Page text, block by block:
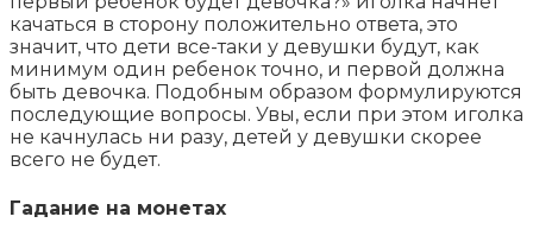
качаться в сторону положительно ответа, это
значит, что дети все-таки у девушки будут, как
минимум один ребенок точно, и первой должна
быть девочка. Подобным образом формулируются
последующие вопросы. Увы, если при этом иголка
не качнулась ни разу, детей у девушки скорее
всего не будет.
Гадание на монетах